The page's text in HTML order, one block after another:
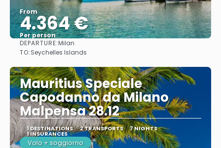
From
4.364 €
Per person
DEPARTURE:Milan
TO:Seychelles Islands
Mauritius Speciale
Capodanno da Milano
Malpensa 28.12
1 DESTINATIONS 2 TRANSPORTS 7 NIGHTS
1 INSURANCES
Volo + soggiorno